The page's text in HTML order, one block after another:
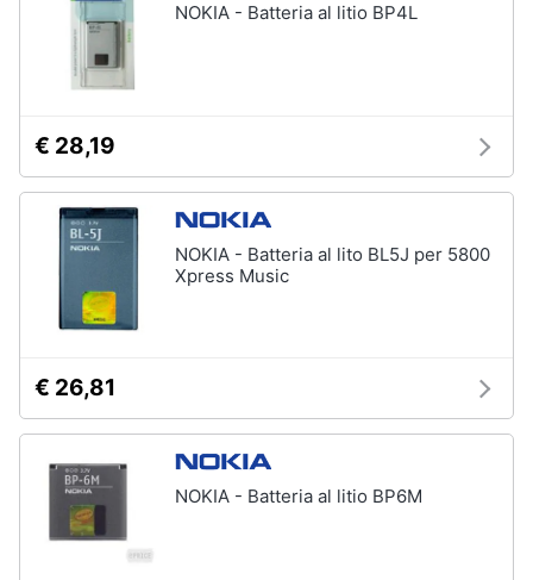
NOKIA - Batteria al litio BP4L
€ 28,19
NOKIA - Batteria al lito BL5J per 5800
Xpress Music
€ 26,81
NOKIA - Batteria al litio BP6M